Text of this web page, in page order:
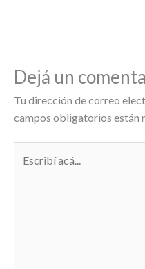
Dejá un
Tu dirección de correo
campos obligatorios están
acá...